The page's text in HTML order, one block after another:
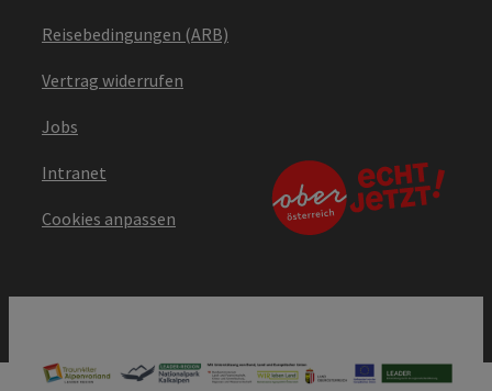
Reisebedingungen (ARB)
Vertrag widerrufen
Jobs
Intranet
Cookies anpassen